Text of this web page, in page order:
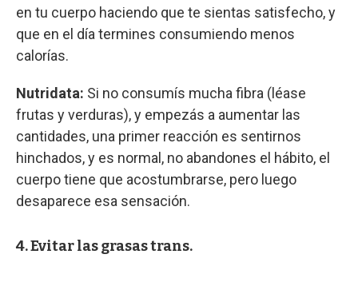
en tu cuerpo haciendo que te sientas satisfecho, y
que en el día termines consumiendo menos
calorías.
Nutridata: Si no consumís mucha fibra (léase
frutas y verduras), y empezás a aumentar las
cantidades, una primer reacción es sentirnos
hinchados, y es normal, no abandones el hábito, el
cuerpo tiene que acostumbrarse, pero luego
desaparece esa sensación.
4. Evitar las grasas trans.